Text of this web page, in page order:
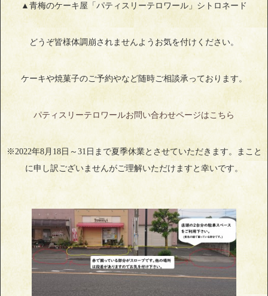
▲青梅のケーキ屋「パティスリーテロワール」シトロネード
どうぞ皆様体調崩されませんようお気を付けください。
ケーキや焼菓子のご予約やなど随時ご相談承っております。
パティスリーテロワールお問い合わせページはこちら
※2022年8月18日～31日まで夏季休業とさせていただきます。まこと
に申し訳ございませんがご理解いただけますと幸いです。